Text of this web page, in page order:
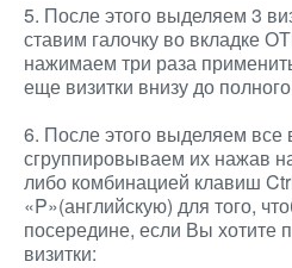
5. После этого выделяем 3
ставим галочку во
нажимаем три раза
еще визитки внизу до
6. После этого выделяем все
сгруппировываем их нажав
либо комбинацией клавиш
«P»(английскую) для того,
посередине, если Вы хотите
визитки: